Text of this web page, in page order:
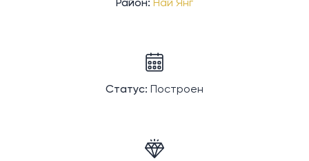
Район: Най Янг
Статус: Построен